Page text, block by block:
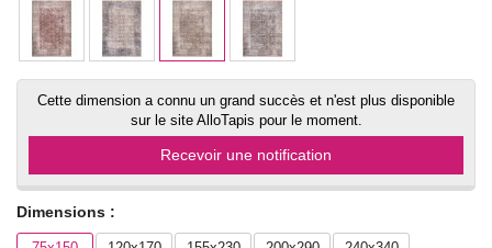
Cette dimension a connu un grand succès et n'est plus disponible
sur le site AlloTapis pour le moment.
Recevoir une notification
Dimensions :